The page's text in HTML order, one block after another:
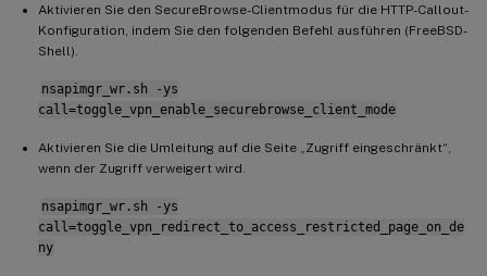
Aktivieren Sie den SecureBrowse-Clientmodus für die HTTP-Callout-
Konfiguration, indem Sie den folgenden Befehl ausführen (FreeBSD-
Shell).
nsapimgr_wr.sh -ys
call=toggle_vpn_enable_securebrowse_client_mode
Aktivieren Sie die Umleitung auf die Seite „Zugriff eingeschränkt“,
wenn der Zugriff verweigert wird.
nsapimgr_wr.sh -ys
call=toggle_vpn_redirect_to_access_restricted_page_on_de
ny